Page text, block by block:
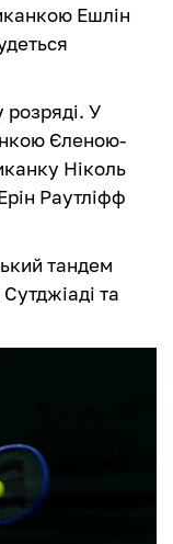
Ешлін
У
Єленою-
Ніколь
Раутліфф
тандем
та